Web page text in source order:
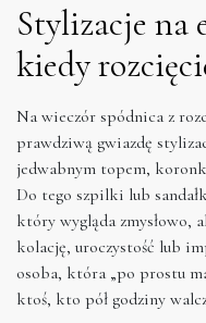
Stylizacje na
kiedy
Na wieczór spódnica z
prawdziwą gwiazdę
jedwabnym topem,
Do tego szpilki lub
który wygląda zmysłowo,
kolację, uroczystość lub
osoba, która „po prostu
ktoś, kto pół godziny